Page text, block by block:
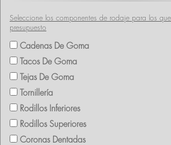
Seleccione los componentes de rodaje para los
presupuesto
Cadenas De Goma
Tacos De Goma
Tejas De Goma
Tornillería
Rodillos Inferiores
Rodillos Superiores
Coronas Dentadas